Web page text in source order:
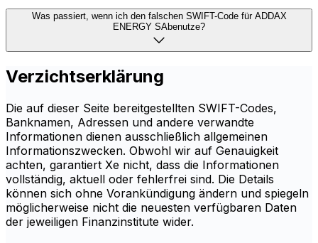
Was passiert, wenn ich den falschen SWIFT-Code für ADDAX
ENERGY SAbenutze?
Verzichtserklärung
Die auf dieser Seite bereitgestellten SWIFT-Codes,
Banknamen, Adressen und andere verwandte
Informationen dienen ausschließlich allgemeinen
Informationszwecken. Obwohl wir auf Genauigkeit
achten, garantiert Xe nicht, dass die Informationen
vollständig, aktuell oder fehlerfrei sind. Die Details
können sich ohne Vorankündigung ändern und spiegeln
möglicherweise nicht die neuesten verfügbaren Daten
der jeweiligen Finanzinstitute wider.